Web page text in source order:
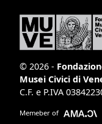
© 2026 -
Musei Civici di
C.F. e P.IVA
Memeber of